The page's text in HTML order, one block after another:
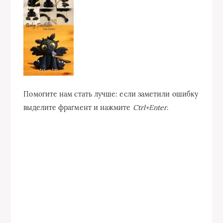
Помогите нам стать лучше: если заметили ошибку
выделите фрагмент и нажмите Ctrl+Enter.